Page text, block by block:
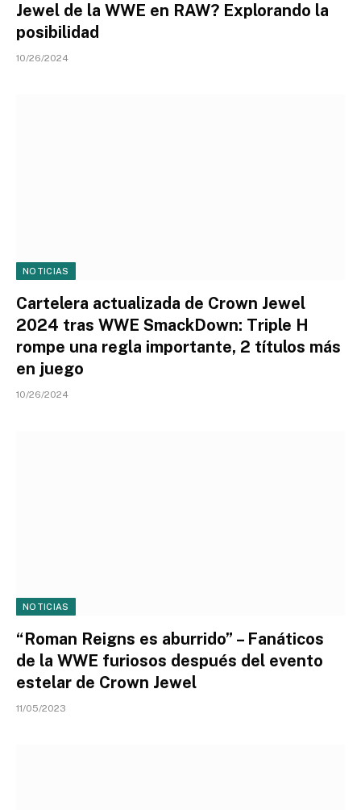
Jewel de la WWE en RAW? Explorando la
posibilidad
10/26/2024
NOTICIAS
Cartelera actualizada de Crown Jewel
2024 tras WWE SmackDown: Triple H
rompe una regla importante, 2 títulos más
en juego
10/26/2024
NOTICIAS
“Roman Reigns es aburrido” – Fanáticos
de la WWE furiosos después del evento
estelar de Crown Jewel
11/05/2023